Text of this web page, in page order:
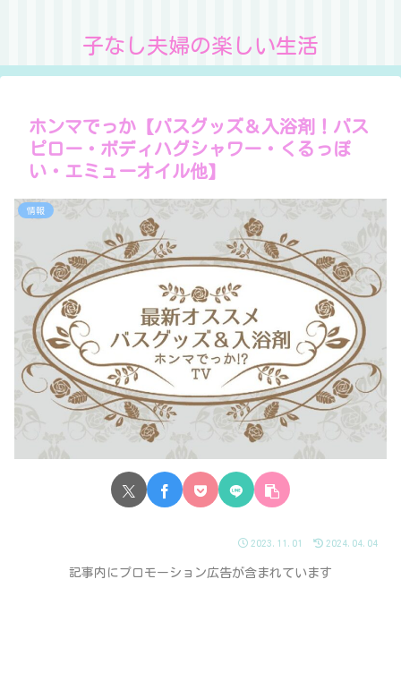
子なし夫婦の楽しい生活
ホンマでっか【バスグッズ＆入浴剤！バス
ピロー・ボディハグシャワー・くるっぽ
い・エミューオイル他】
情報
2023.11.01 2024.04.04
記事内にプロモーション広告が含まれています